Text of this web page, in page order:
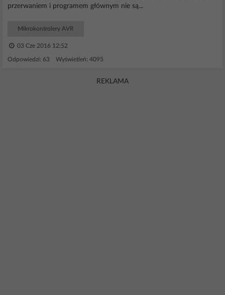
przerwaniem i programem głównym nie są...
Mikrokontrolery AVR
03 Cze 2016 12:52
Odpowiedzi: 63 Wyświetleń: 4095
REKLAMA